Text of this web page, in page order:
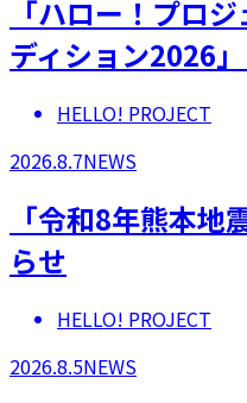
「ハロー！プロ
ディション2026
HELLO! PROJECT
2026.8.7NEWS
「令和8年熊本地
らせ
HELLO! PROJECT
2026.8.5NEWS